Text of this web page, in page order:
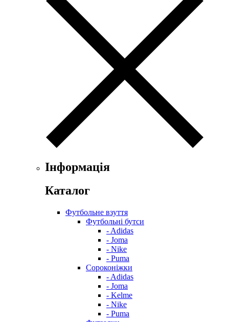
Інформація
Каталог
Футбольне взуття
Футбольні бутси
- Adidas
- Joma
- Nike
- Puma
Сороконіжки
- Adidas
- Joma
- Kelme
- Nike
- Puma